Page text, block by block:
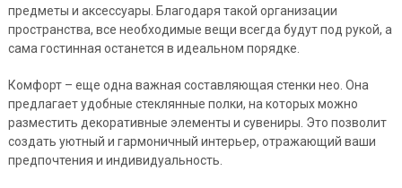
предметы и аксессуары. Благодаря такой организации
пространства, все необходимые вещи всегда будут под рукой, а
сама гостинная останется в идеальном порядке.
Комфорт – еще одна важная составляющая стенки нео. Она
предлагает удобные стеклянные полки, на которых можно
разместить декоративные элементы и сувениры. Это позволит
создать уютный и гармоничный интерьер, отражающий ваши
предпочтения и индивидуальность.